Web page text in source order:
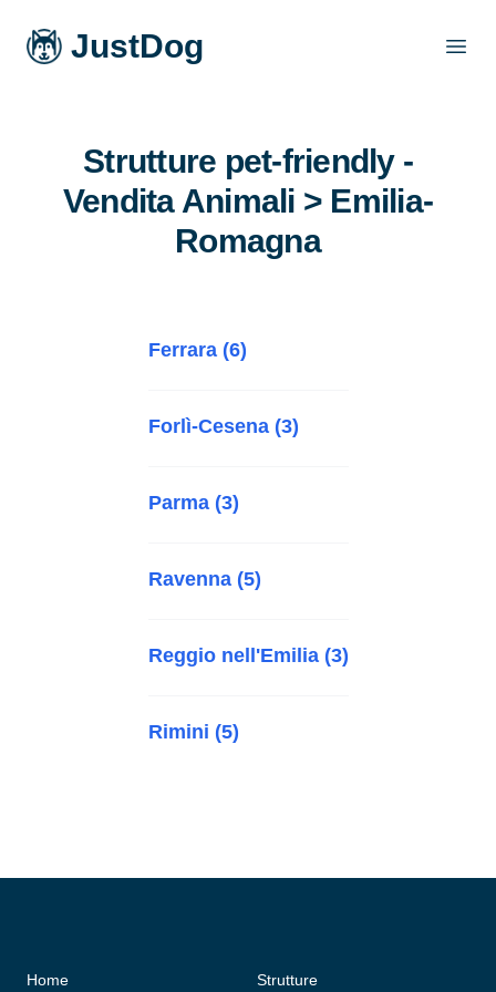
JustDog
Strutture pet-friendly -
Vendita Animali > Emilia-
Romagna
Ferrara (6)
Forlì-Cesena (3)
Parma (3)
Ravenna (5)
Reggio nell'Emilia (3)
Rimini (5)
Home Strutture